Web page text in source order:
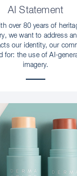
AI Statement
over 80 years of
we want to address
our identity, our
for: the use of AI-
imagery.